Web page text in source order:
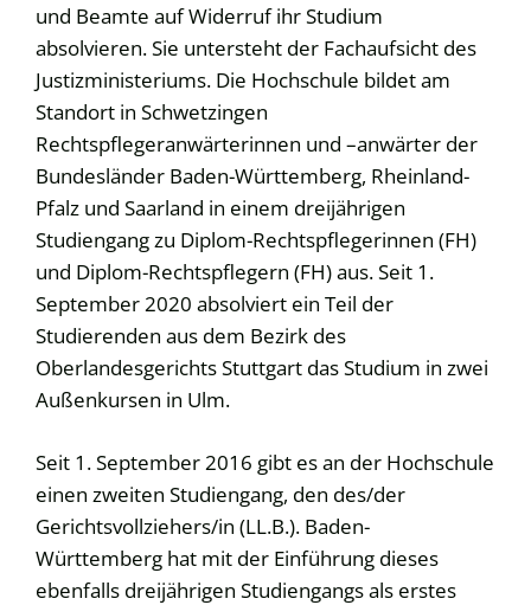
und Beamte auf Widerruf ihr Studium
absolvieren. Sie untersteht der Fachaufsicht des
Justizministeriums. Die Hochschule bildet am
Standort in Schwetzingen
Rechtspflegeranwärterinnen und –anwärter der
Bundesländer Baden-Württemberg, Rheinland-
Pfalz und Saarland in einem dreijährigen
Studiengang zu Diplom-Rechtspflegerinnen (FH)
und Diplom-Rechtspflegern (FH) aus. Seit 1.
September 2020 absolviert ein Teil der
Studierenden aus dem Bezirk des
Oberlandesgerichts Stuttgart das Studium in zwei
Außenkursen in Ulm.
Seit 1. September 2016 gibt es an der Hochschule
einen zweiten Studiengang, den des/der
Gerichtsvollziehers/in (LL.B.). Baden-
Württemberg hat mit der Einführung dieses
ebenfalls dreijährigen Studiengangs als erstes